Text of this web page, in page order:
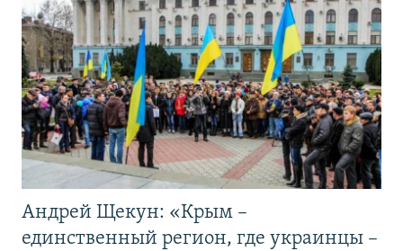
Андрей Щекун: «Крым –
единственный регион, где украинцы –